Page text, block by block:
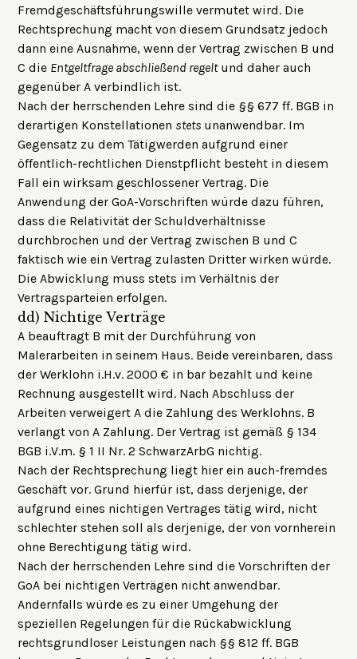
Fremdgeschäftsführungswille vermutet wird. Die
Rechtsprechung macht von diesem Grundsatz jedoch
dann eine Ausnahme, wenn der Vertrag zwischen B und
C die Entgeltfrage abschließend regeltund daher auch
gegenüber A verbindlich ist.
Nach der herrschenden Lehre sind die §§ 677 ff. BGB in
derartigen Konstellationen stets unanwendbar. Im
Gegensatz zu dem Tätigwerden aufgrund einer
öffentlich-rechtlichen Dienstpflicht besteht in diesem
Fall ein wirksam geschlossener Vertrag. Die
Anwendung der GoA-Vorschriften würde dazu führen,
dass die Relativität der Schuldverhältnisse
durchbrochen und der Vertrag zwischen B und C
faktisch wie ein Vertrag zulasten Dritter wirken würde.
Die Abwicklung muss stets im Verhältnis der
Vertragsparteien erfolgen.
dd) Nichtige Verträge
A beauftragt B mit der Durchführung von
Malerarbeiten in seinem Haus. Beide vereinbaren, dass
der Werklohn i.H.v. 2000 € in bar bezahlt und keine
Rechnung ausgestellt wird. Nach Abschluss der
Arbeiten verweigert A die Zahlung des Werklohns. B
verlangt von A Zahlung. Der Vertrag ist gemäß § 134
BGB i.V.m. § 1 II Nr. 2 SchwarzArbG nichtig.
Nach der Rechtsprechung liegt hier ein auch-fremdes
Geschäft vor. Grund hierfür ist, dass derjenige, der
aufgrund eines nichtigen Vertrages tätig wird, nicht
schlechter stehen soll als derjenige, der von vornherein
ohne Berechtigung tätig wird.
Nach der herrschenden Lehre sind die Vorschriften der
GoA bei nichtigen Verträgen nicht anwendbar.
Andernfalls würde es zu einer Umgehung der
speziellen Regelungen für die Rückabwicklung
rechtsgrundloser Leistungen nach §§ 812 ff. BGB